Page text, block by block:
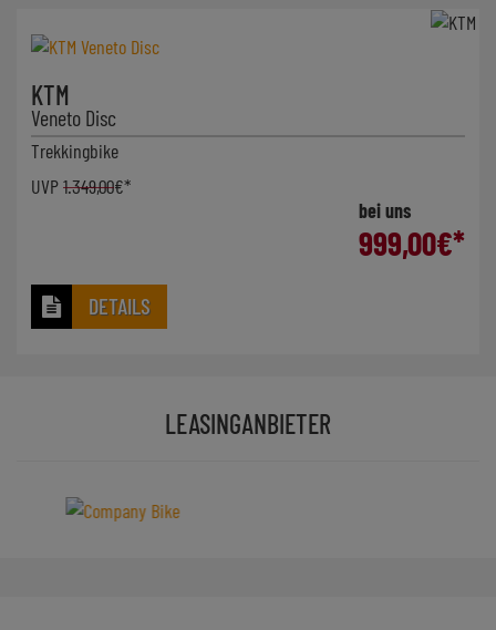
KTM
Veneto Disc
Trekkingbike
UVP1.349,00€*
bei uns
999,00€*
DETAILS
LEASINGANBIETER